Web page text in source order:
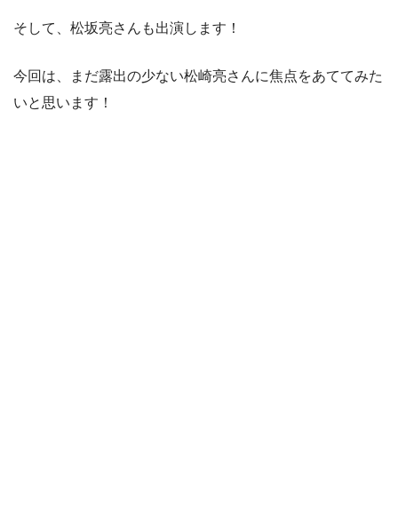
そして、松坂亮さんも出演します！
今回は、まだ露出の少ない松崎亮さんに焦点をあててみた
いと思います！